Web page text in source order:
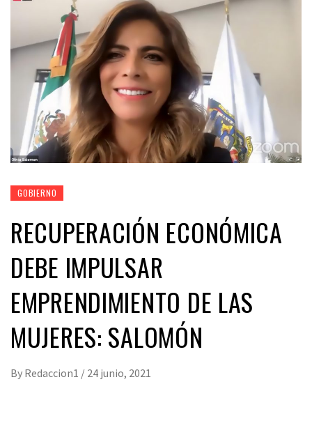
GOBIERNO
RECUPERACIÓN ECONÓMICA
DEBE IMPULSAR
EMPRENDIMIENTO DE LAS
MUJERES: SALOMÓN
By Redaccion1 / 24 junio, 2021